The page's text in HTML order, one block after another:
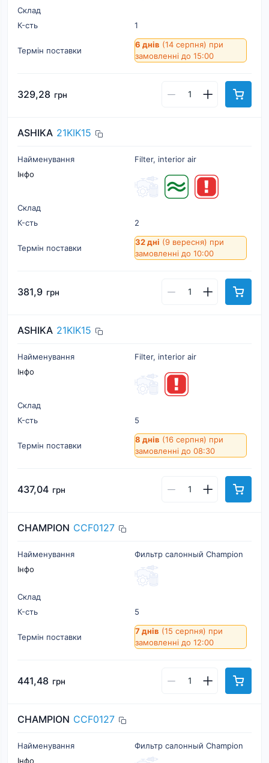
Склад
К-cть
1
Термін поставки
6 днів (14 серпня) при
замовленні до 15:00
329,28 грн
ASHIKA 21KIK15
Найменування
Filter, interior air
Інфо
Склад
К-cть
2
Термін поставки
32 дні (9 вересня) при
замовленні до 10:00
381,9 грн
ASHIKA 21KIK15
Найменування
Filter, interior air
Інфо
Склад
К-cть
5
Термін поставки
8 днів (16 серпня) при
замовленні до 08:30
437,04 грн
CHAMPION CCF0127
Найменування
Фильтр салонный Champion
Інфо
Склад
К-cть
5
Термін поставки
7 днів (15 серпня) при
замовленні до 12:00
441,48 грн
CHAMPION CCF0127
Найменування
Фильтр салонный Champion
Інфо